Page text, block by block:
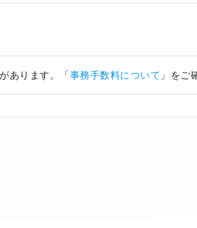
あります。「事務手数料について」をご